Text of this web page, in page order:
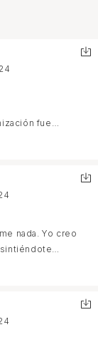
fue
y posteriormente
que me
GRACIAS!!
nada. Yo creo
a su equipo. Mi
detalle y
con la misma